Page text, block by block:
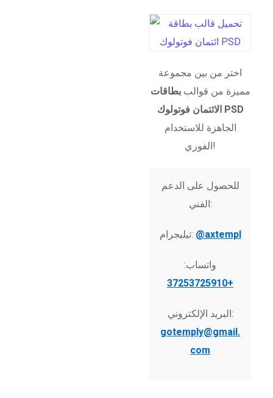
اختر من بين مجموعة
مميزة من قوالببطاقات
الائتمان فوتولوك PSD
الجاهزة للاستخدام
الفوري!
للحصول على الدعم
الفني:
تيليجرام: @axtempl
واتساب:
+37253725910
البريد الإلكتروني:
gotemply@gmail.
com